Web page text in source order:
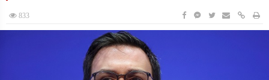
833